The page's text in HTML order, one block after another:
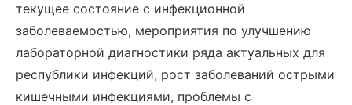
текущее состояние с инфекционной
заболеваемостью, мероприятия по улучшению
лабораторной диагностики ряда актуальных для
республики инфекций, рост заболеваний острыми
кишечными инфекциями, проблемы с